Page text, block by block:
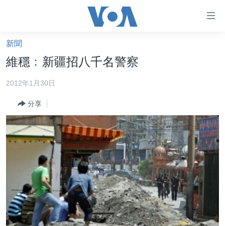
礙
鏈
接
跳
內
容
轉
台灣
美中關係
海外港人
新聞自由
揭謊頻道
美國
中國
新聞
維穩﹕新疆招八千名警察
2012年1月30日
分享